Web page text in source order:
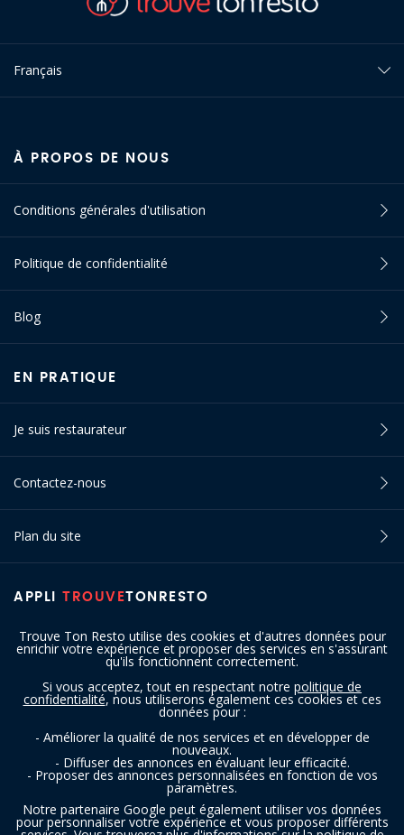
Trouve Ton Resto utilise des cookies et d'autres données pour
enrichir votre expérience et proposer des services en s'assurant
qu'ils fonctionnent correctement.
Si vous acceptez, tout en respectant notre politique de
confidentialité, nous utiliserons également ces cookies et ces
données pour :
- Améliorer la qualité de nos services et en développer de
nouveaux.
- Diffuser des annonces en évaluant leur efficacité.
- Proposer des annonces personnalisées en fonction de vos
paramètres.
Notre partenaire Google peut également utiliser vos données
pour personnaliser votre expérience et vous proposer différents
Français
APPLI TROUVETONRESTO
À PROPOS DE NOUS
Conditions générales d'utilisation
Politique de confidentialité
Blog
EN PRATIQUE
Je suis restaurateur
Contactez-nous
Plan du site
SUIVEZ-NOUS